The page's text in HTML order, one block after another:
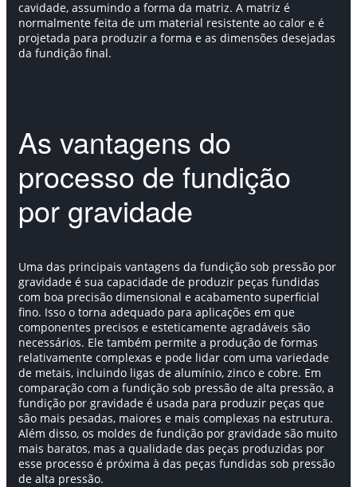
cavidade, assumindo a forma da matriz. A matriz é
normalmente feita de um material resistente ao calor e é
projetada para produzir a forma e as dimensões desejadas
da fundição final.
As vantagens do
processo de fundição
por gravidade
Uma das principais vantagens da fundição sob pressão por
gravidade é sua capacidade de produzir peças fundidas
com boa precisão dimensional e acabamento superficial
fino. Isso o torna adequado para aplicações em que
componentes precisos e esteticamente agradáveis são
necessários. Ele também permite a produção de formas
relativamente complexas e pode lidar com uma variedade
de metais, incluindo ligas de alumínio, zinco e cobre. Em
comparação com a fundição sob pressão de alta pressão, a
fundição por gravidade é usada para produzir peças que
são mais pesadas, maiores e mais complexas na estrutura.
Além disso, os moldes de fundição por gravidade são muito
mais baratos, mas a qualidade das peças produzidas por
esse processo é próxima à das peças fundidas sob pressão
de alta pressão.